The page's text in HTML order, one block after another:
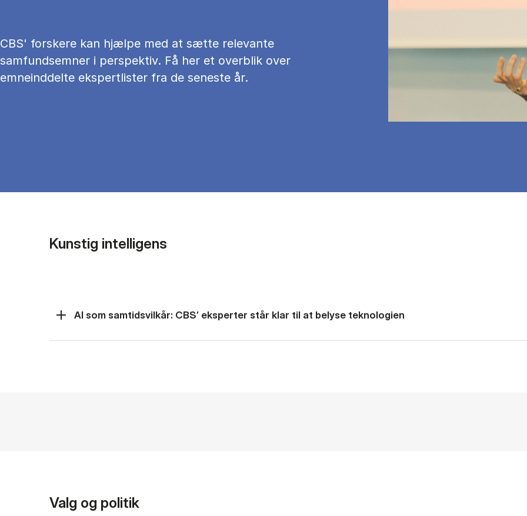
CBS' forskere kan hjælpe med at sætte relevante
samfundsemner i perspektiv. Få her et overblik over
emneinddelte ekspertlister fra de seneste år.
Kunstig intelligens
AI som samtidsvilkår: CBS’ eksperter står klar til at belyse teknologien
Valg og politik